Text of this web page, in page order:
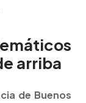
arriba
de Buenos